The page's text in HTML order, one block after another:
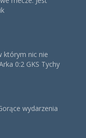
którym nic nie
0:2 GKS Tychy
wydarzenia